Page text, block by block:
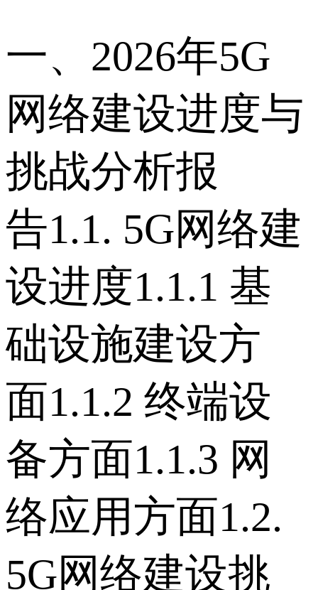
一、2026年5G
网络建设进度与
挑战分析报
告 1.1. 5G网络建
设进度 1.1.1 基
础设施建设方
面 1.1.2 终端设
备方面 1.1.3 网
络应用方面 1.2.
5G网络建设挑